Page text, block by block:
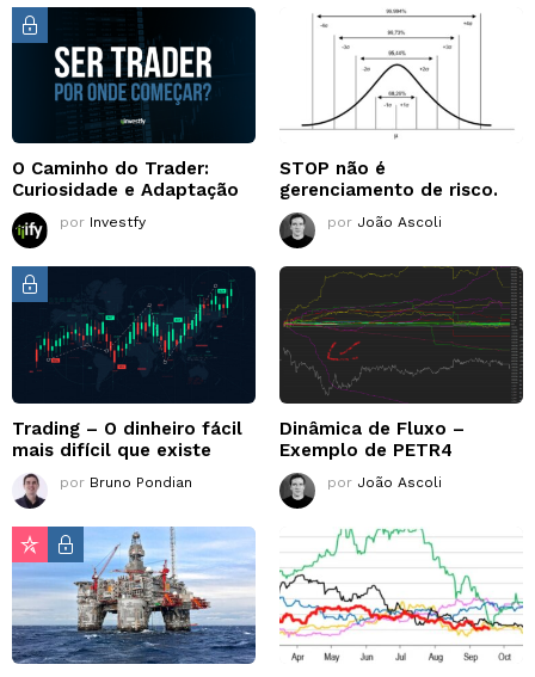
O Caminho do Trader:
Curiosidade e Adaptação
por Investfy
STOP não é
gerenciamento de risco.
por João Ascoli
Trading – O dinheiro fácil
mais difícil que existe
por Bruno Pondian
Dinâmica de Fluxo –
Exemplo de PETR4
por João Ascoli